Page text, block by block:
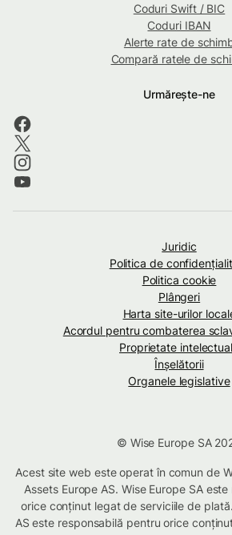
Coduri Swift / BIC
Coduri IBAN
Alerte rate de
Compară ratele de
Urmărește-ne
Juridic
Politica de
Politica cookie
Plângeri
Harta site-urilor
Acordul pentru combaterea
Proprietate
Înșelătorii
Organele legislative
© Wise Europe SA
Acest site web este operat în comun de
Assets Europe AS. Wise Europe SA
orice conținut legat de serviciile de
AS este responsabilă pentru orice